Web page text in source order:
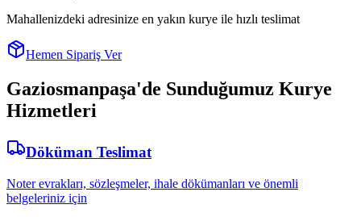
Mahallenizdeki adresinize en yakın kurye ile hızlı teslimat
Hemen Sipariş Ver
Gaziosmanpaşa'de Sunduğumuz Kurye
Hizmetleri
Döküman Teslimat
Noter evrakları, sözleşmeler, ihale dökümanları ve önemli
belgeleriniz için